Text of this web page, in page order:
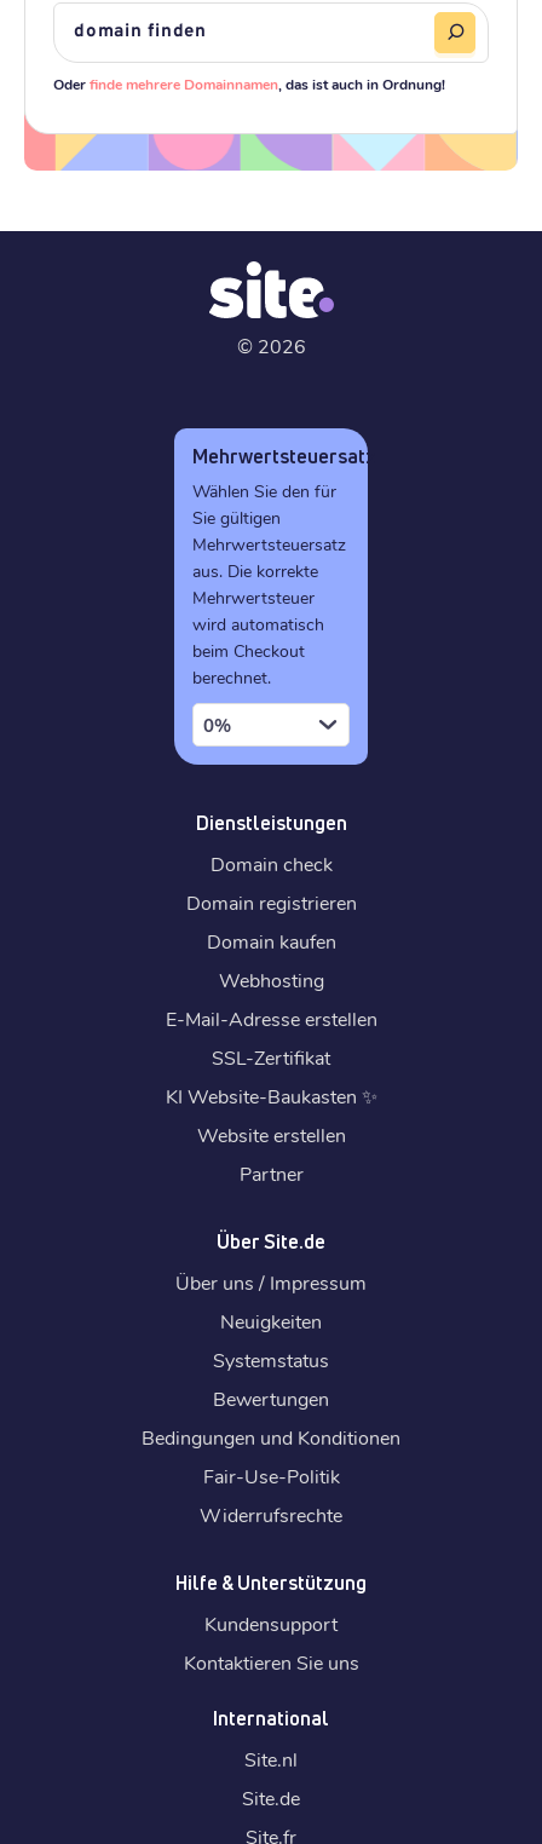
Oderfinde mehrere Domainnamen , das ist auch in Ordnung!
© 2026
Mehrwertsteuersatz
Wählen Sie den für
Sie gültigen
Mehrwertsteuersatz
aus. Die korrekte
Mehrwertsteuer
wird automatisch
beim Checkout
berechnet.
0%
Dienstleistungen
Domain check
Domain registrieren
Domain kaufen
Webhosting
E-Mail-Adresse erstellen
SSL-Zertifikat
KI Website-Baukasten ✨
Website erstellen
Partner
Über Site.de
Über uns / Impressum
Neuigkeiten
Systemstatus
Bewertungen
Bedingungen und Konditionen
Fair-Use-Politik
Widerrufsrechte
Hilfe & Unterstützung
Kundensupport
Kontaktieren Sie uns
International
Site.nl
Site.de
Site.fr